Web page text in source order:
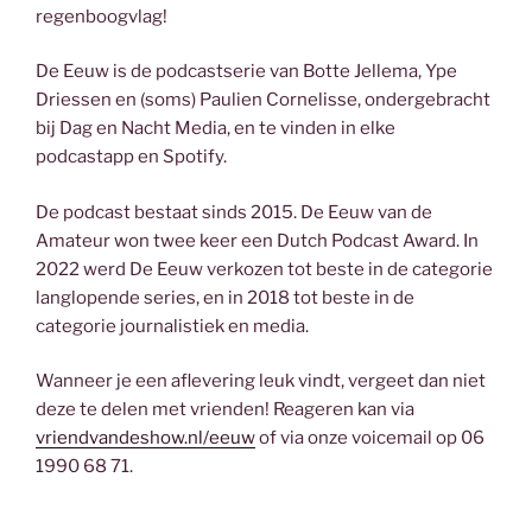
regenboogvlag!
De Eeuw is de podcastserie van Botte Jellema, Ype
Driessen en (soms) Paulien Cornelisse, ondergebracht
bij Dag en Nacht Media, en te vinden in elke
podcastapp en Spotify.
De podcast bestaat sinds 2015. De Eeuw van de
Amateur won twee keer een Dutch Podcast Award. In
2022 werd De Eeuw verkozen tot beste in de categorie
langlopende series, en in 2018 tot beste in de
categorie journalistiek en media.
Wanneer je een aflevering leuk vindt, vergeet dan niet
deze te delen met vrienden! Reageren kan via
vriendvandeshow.nl/eeuwof via onze voicemail op 06
1990 68 71.